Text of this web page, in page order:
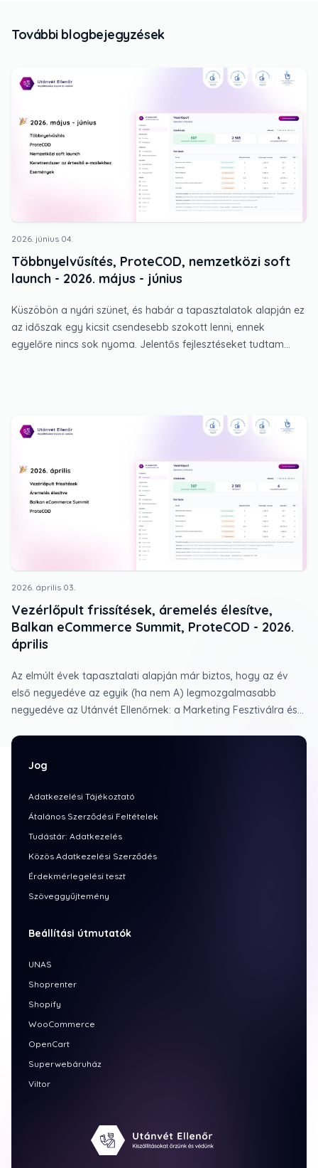
További blogbejegyzések
2026. június 04.
Többnyelvűsítés, ProteCOD, nemzetközi soft
launch - 2026. május - június
Küszöbön a nyári szünet, és habár a tapasztalatok alapján ez
az időszak egy kicsit csendesebb szokott lenni, ennek
egyelőre nincs sok nyoma. Jelentős fejlesztéseket tudtam
2026. április 03.
Vezérlőpult frissítések, áremelés élesítve,
Balkan eCommerce Summit, ProteCOD - 2026.
április
Az elmúlt évek tapasztalati alapján már biztos, hogy az év
első negyedéve az egyik (ha nem A) legmozgalmasabb
negyedéve az Utánvét Ellenőrnek: a Marketing Fesztiválra és
év elejére, amit csak fokoz, hogy idén ProteCOD néven
"Utánvét Ellenőr menni külföld".
Jog
Adatkezelési Tájékoztató
Átalános Szerződési Feltételek
Tudástár: Adatkezelés
Közös Adatkezelési Szerződés
Érdekmérlegelési teszt
Szöveggyűjtemény
Beállítási útmutatók
UNAS
Shoprenter
Shopify
WooCommerce
OpenCart
Superwebáruház
Viltor